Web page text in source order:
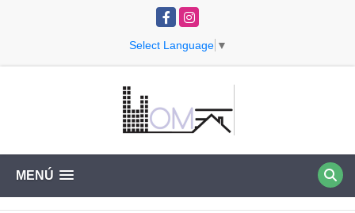
FacebookInstagram
Select Language ▼
MENÚ